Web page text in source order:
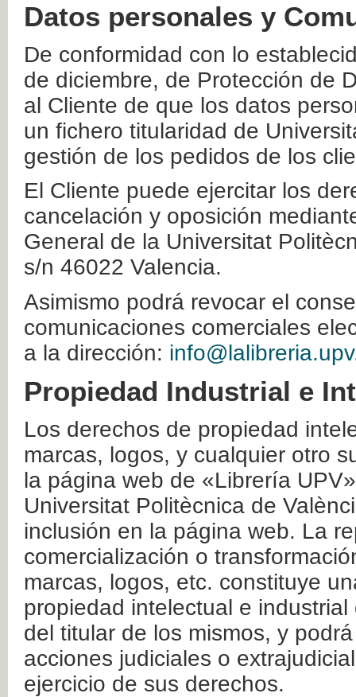
Datos personales y
De conformidad con lo
de diciembre, de Protección de
al Cliente de que los datos
un fichero titularidad de
gestión de los pedidos de los
El Cliente puede ejercitar los
cancelación y oposición
General de la Universitat
s/n 46022 Valencia.
Asimismo podrá revocar el
comunicaciones comerciales
a la dirección:
Propiedad Industrial e
Los derechos de propiedad
marcas, logos, y cualquier otro
la página web de «Librería
Universitat Politècnica de
inclusión en la página web. La
comercialización o
marcas, logos, etc. constituye
propiedad intelectual e
del titular de los mismos, y
acciones judiciales o
ejercicio de sus derechos.